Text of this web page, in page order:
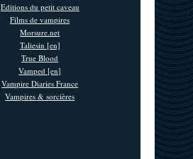
Editions du petit caveau
Films de vampires
Morsure.net
Taliesin [en]
True Blood
Vamped [en]
Vampire Diaries France
Vampires & sorcières